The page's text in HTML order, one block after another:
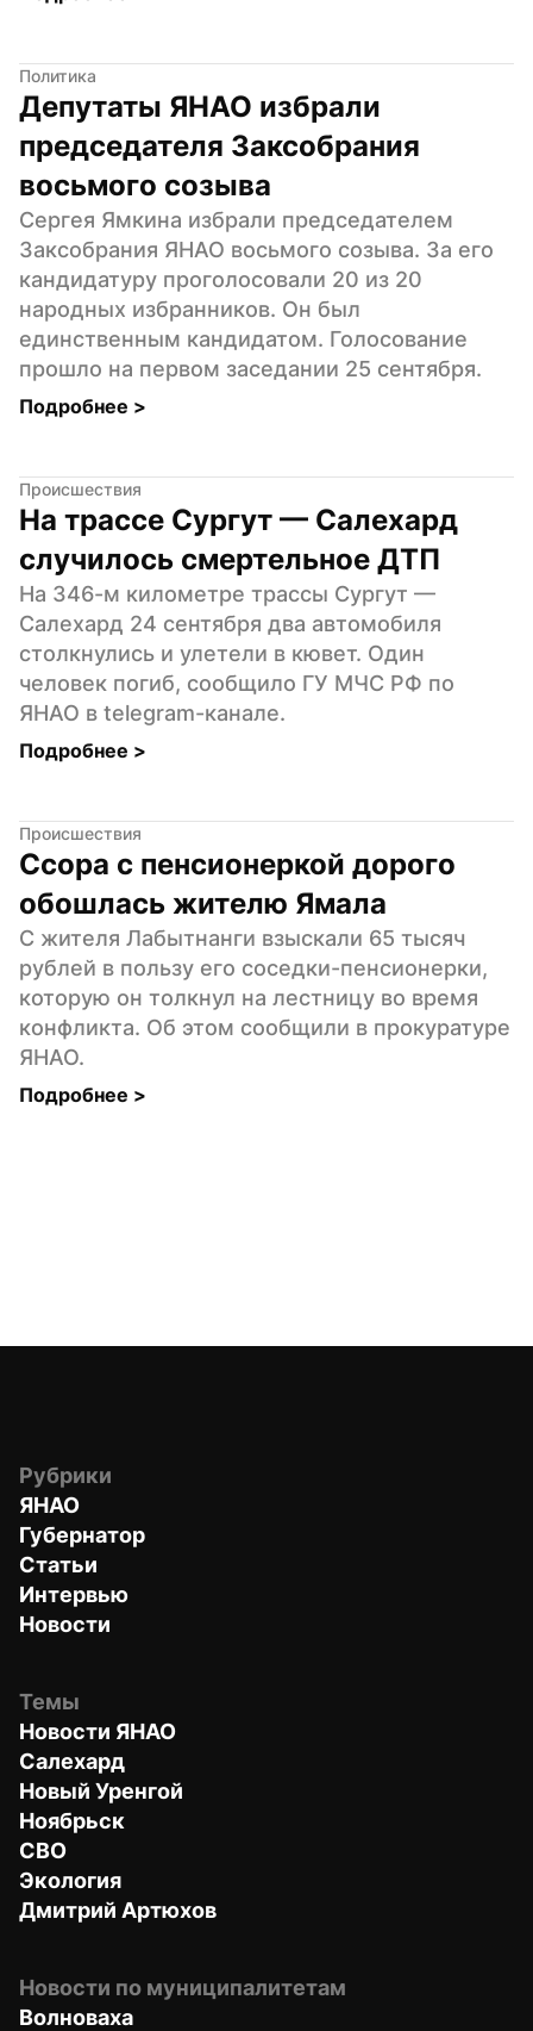
Политика
Депутаты ЯНАО избрали
председателя Заксобрания
восьмого созыва
Сергея Ямкина избрали председателем
Заксобрания ЯНАО восьмого созыва. За его
кандидатуру проголосовали 20 из 20
народных избранников. Он был
единственным кандидатом. Голосование
прошло на первом заседании 25 сентября.
Подробнее >
Происшествия
На трассе Сургут — Салехард
случилось смертельное ДТП
На 346-м километре трассы Сургут —
Салехард 24 сентября два автомобиля
столкнулись и улетели в кювет. Один
человек погиб, сообщило ГУ МЧС РФ по
ЯНАО в telegram-канале.
Подробнее >
Происшествия
Ссора с пенсионеркой дорого
обошлась жителю Ямала
С жителя Лабытнанги взыскали 65 тысяч
рублей в пользу его соседки-пенсионерки,
которую он толкнул на лестницу во время
конфликта. Об этом сообщили в прокуратуре
ЯНАО.
Подробнее >
Рубрики
ЯНАО
Губернатор
Статьи
Интервью
Новости
Темы
Новости ЯНАО
Салехард
Новый Уренгой
Ноябрьск
СВО
Экология
Дмитрий Артюхов
Новости по муниципалитетам
Волноваха